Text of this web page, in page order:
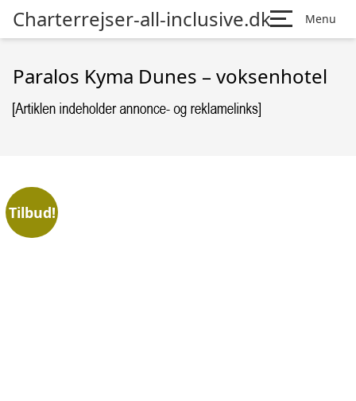
Charterrejser-all-inclusive.dk Menu
Paralos Kyma Dunes – voksenhotel
Tilbud!